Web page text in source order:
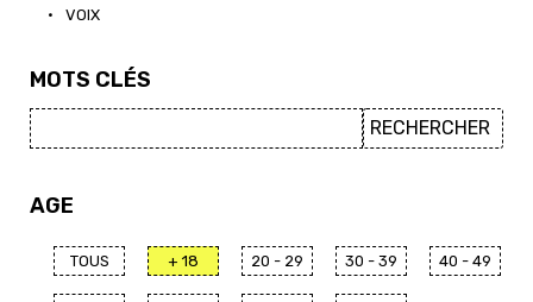
• VOIX
MOTS CLÉS
AGE
TOUS + 18 20 - 29 30 - 39 40 - 49